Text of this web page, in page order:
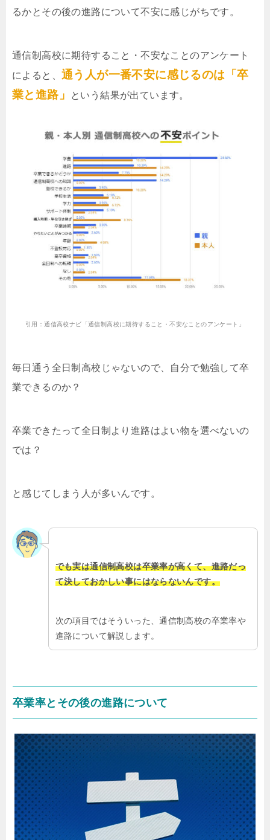
るかとその後の進路について不安に感じがちです。
通信制高校に期待すること・不安なことのアンケート
によると、 通う人が一番不安に感じるのは「卒
業と進路」
という結果が出ています。
引用：通信高校ナビ「通信制高校に期待すること・不安なことのアンケート」
毎日通う全日制高校じゃないので、自分で勉強して卒
業できるのか？
卒業できたって全日制より進路はよい物を選べないの
では？
と感じてしまう人が多いんです。
でも実は通信制高校は卒業率が高くて、進路だっ
て決しておかしい事にはならないんです。
次の項目ではそういった、通信制高校の卒業率や
進路について解説します。
卒業率とその後の進路について